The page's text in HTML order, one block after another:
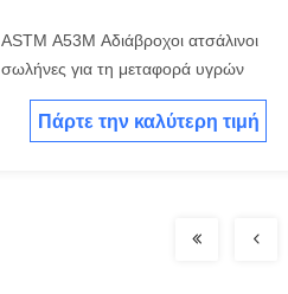
ASTM A53M Αδιάβροχοι ατσάλινοι
σωλήνες για τη μεταφορά υγρών
Πάρτε την καλύτερη τιμή